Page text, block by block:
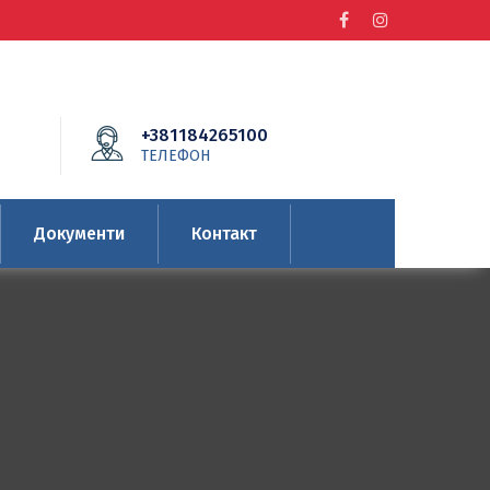
+381184265100
ТЕЛЕФОН
Документи Контакт